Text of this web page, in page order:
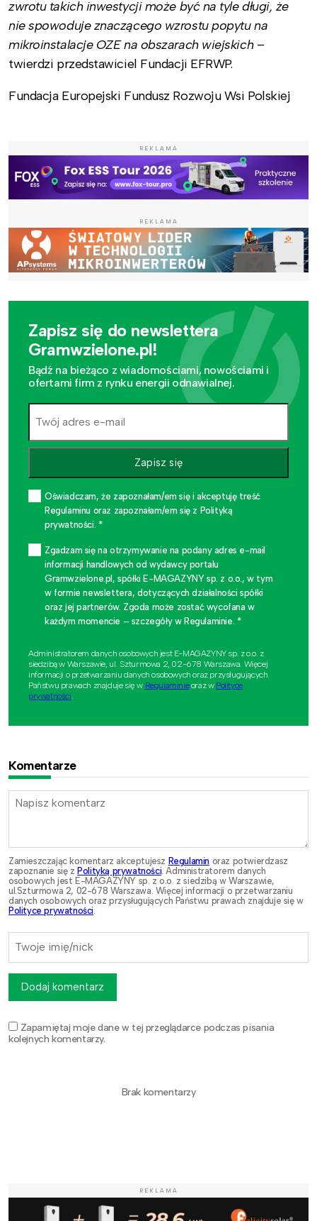
zwrotu takich inwestycji może być na tyle długi, że
nie spowoduje znaczącego wzrostu popytu na
mikroinstalacje OZE na obszarach wiejskich–
twierdzi przedstawiciel Fundacji EFRWP.
Fundacja Europejski Fundusz Rozwoju Wsi Polskiej
REKLAMA
REKLAMA
Zapisz się do newslettera
Gramwzielone.pl!
Bądź na bieżąco z wiadomościami, nowościami i
ofertami firm z rynku energii odnawialnej.
Zapisz się
Oświadczam, że zapoznałam/em się i akceptuję treść
Regulaminu oraz zapoznałam/em się z Polityką
prywatności. *
Zgadzam się na otrzymywanie na podany adres e-mail
informacji handlowych od wydawcy portalu
Gramwzielone.pl, spółki E-MAGAZYNY sp. z o.o., w tym
w formie newslettera, dotyczących działalności spółki
oraz jej partnerów. Zgoda może zostać wycofana w
każdym momencie – szczegóły w Regulaminie. *
Administratorem danych osobowych jest E-MAGAZYNY sp. z o.o. z
siedzibą w Warszawie, ul. Szturmowa 2, 02-678 Warszawa. Więcej
informacji o przetwarzaniu danych osobowych oraz przysługujących
Państwu prawach znajduje się w Regulaminieoraz w Polityce
prywatności.
Komentarze
Zamieszczając komentarz akceptujesz Regulamin oraz potwierdzasz
zapoznanie się zPolityką prywatności . Administratorem danych
osobowych jest E-MAGAZYNY sp. z o.o. z siedzibą w Warszawie,
ul.Szturmowa 2, 02-678 Warszawa. Więcej informacji o przetwarzaniu
danych osobowych oraz przysługujących Państwu prawach znajduje się w
Polityce prywatności
Zapamiętaj moje dane w tej przeglądarce podczas pisania
kolejnych komentarzy.
Dodaj komentarz
Brak komentarzy
REKLAMA